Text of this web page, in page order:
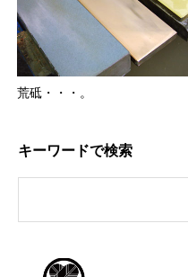
荒砥・・・。
キーワードで検索